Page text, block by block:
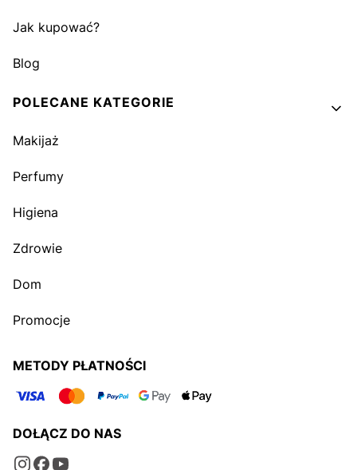
Jak kupować?
Blog
POLECANE KATEGORIE
Makijaż
Perfumy
Higiena
Zdrowie
Dom
Promocje
METODY PŁATNOŚCI
DOŁĄCZ DO NAS